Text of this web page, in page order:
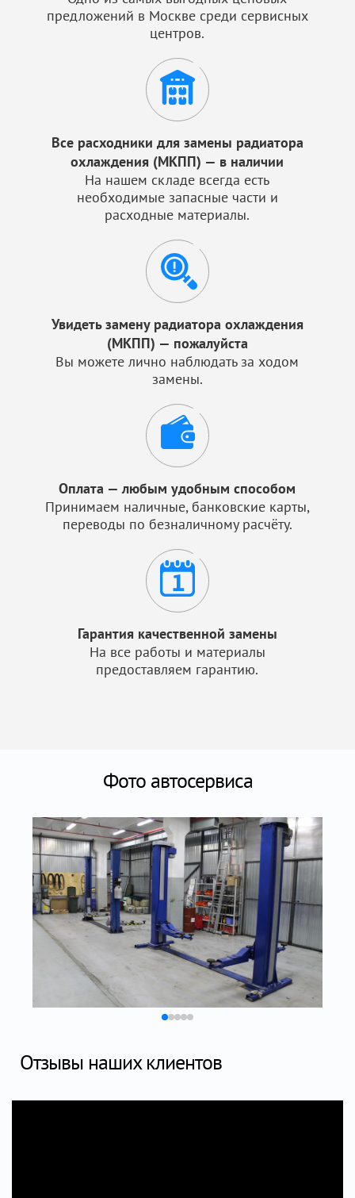
предложений в Москве среди сервисных
центров.
Все расходники для замены радиатора
охлаждения (МКПП) — в наличии
На нашем складе всегда есть
необходимые запасные части и
расходные материалы.
Увидеть замену радиатора охлаждения
(МКПП) — пожалуйста
Вы можете лично наблюдать за ходом
замены.
Оплата — любым удобным способом
Принимаем наличные, банковские карты,
переводы по безналичному расчёту.
Гарантия качественной замены
На все работы и материалы
предоставляем гарантию.
Фото автосервиса
Отзывы наших клиентов